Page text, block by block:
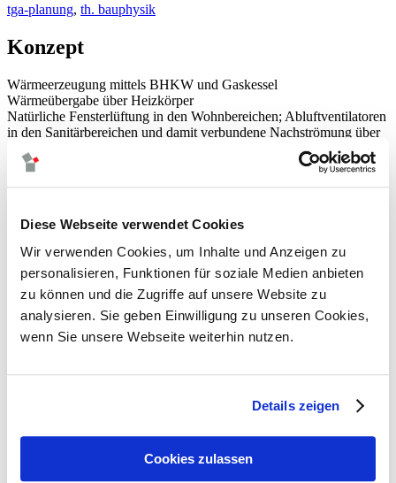
Diese Webseite verwendet Cookies
Wir verwenden Cookies, um Inhalte und Anzeigen zu
personalisieren, Funktionen für soziale Medien anbieten
zu können und die Zugriffe auf unsere Website zu
analysieren. Sie geben Einwilligung zu unseren Cookies,
wenn Sie unsere Webseite weiterhin nutzen.
Details zeigen
Cookies zulassen
tga-planung, th. bauphysik
Konzept
Wärmeerzeugung mittels BHKW und Gaskessel
Wärmeübergabe über Heizkörper
Natürliche Fensterlüftung in den Wohnbereichen; Abluftventilatoren
in den Sanitärbereichen und damit verbundene Nachströmung über
zentrale Frischwasserstation mit integrierter Zirkulation
architekten und stadtplaner partg mbb
leistungen
climadesign
tga-planung
betriebsoptimierung
strömungssimulation